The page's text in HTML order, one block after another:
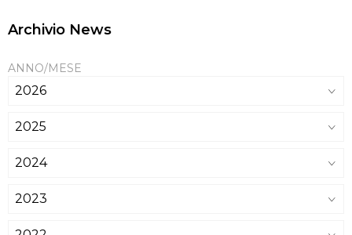
Archivio News
ANNO/MESE
2026
2025
2024
2023